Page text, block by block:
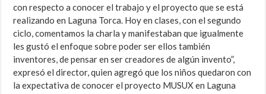
con respecto a conocer el trabajo y el proyecto que se está
realizando en Laguna Torca. Hoy en clases, con el segundo
ciclo, comentamos la charla y manifestaban que igualmente
les gustó el enfoque sobre poder ser ellos también
inventores, de pensar en ser creadores de algún invento”,
expresó el director, quien agregó que los niños quedaron con
la expectativa de conocer el proyecto MUSUX en Laguna